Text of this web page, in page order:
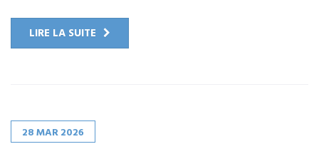
LIRE LA SUITE
28MAR2026